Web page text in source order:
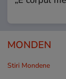
MONDEN
Stiri Mondene